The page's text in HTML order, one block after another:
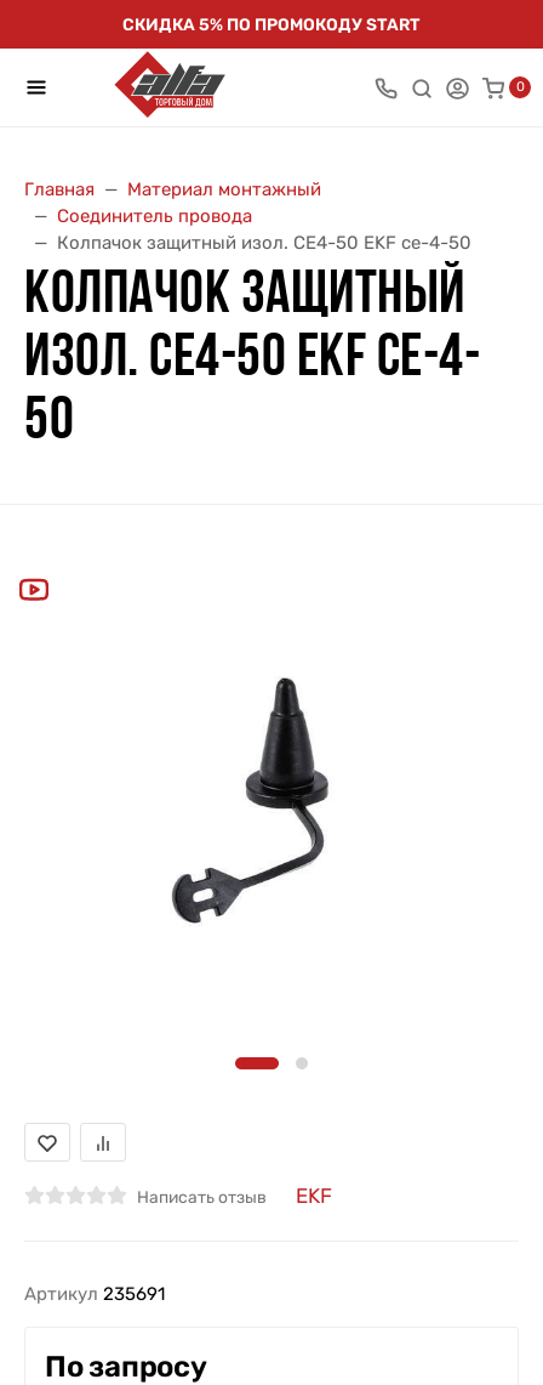
СКИДКА 5% ПО ПРОМОКОДУ START
0
Главная
Материал монтажный
Соединитель провода
Колпачок защитный изол. CE4-50 EKF ce-4-50
КОЛПАЧОК ЗАЩИТНЫЙ
ИЗОЛ. CE4-50 EKF CE-4-
50
Написать отзыв EKF
Артикул 235691
По запросу